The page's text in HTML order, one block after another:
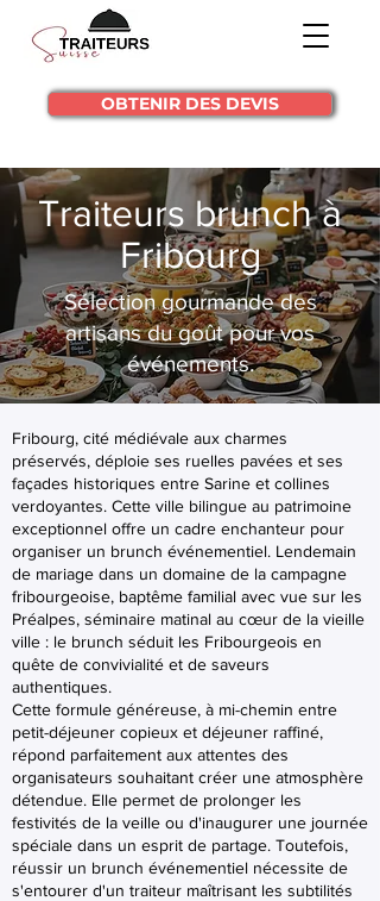
OBTENIR DES DEVIS
Traiteurs brunch à
Fribourg
Sélection gourmande des
artisans du goût pour vos
événements.
Fribourg, cité médiévale aux charmes
préservés, déploie ses ruelles pavées et ses
façades historiques entre Sarine et collines
verdoyantes. Cette ville bilingue au patrimoine
exceptionnel offre un cadre enchanteur pour
organiser un brunch événementiel. Lendemain
de mariage dans un domaine de la campagne
fribourgeoise, baptême familial avec vue sur les
Préalpes, séminaire matinal au cœur de la vieille
ville : le brunch séduit les Fribourgeois en
quête de convivialité et de saveurs
authentiques.
Cette formule généreuse, à mi-chemin entre
petit-déjeuner copieux et déjeuner raffiné,
répond parfaitement aux attentes des
organisateurs souhaitant créer une atmosphère
détendue. Elle permet de prolonger les
festivités de la veille ou d'inaugurer une journée
spéciale dans un esprit de partage. Toutefois,
réussir un brunch événementiel nécessite de
s'entourer d'un traiteur maîtrisant les subtilités